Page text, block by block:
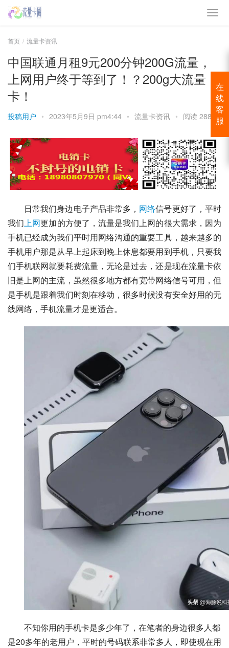
首页 流量卡资讯
中国联通月租9元200分钟200G流量，
上网用户终于等到了！？200g大流量
卡！
投稿用户 • 2023年5月9日 pm4:44 • 流量卡资讯 • 阅读 2887
日常我们身边电子产品非常多， 网络信号更好了，平时
我们上网更加的方便了，流量是我们上网的很大需求，因为
手机已经成为我们平时用网络沟通的重要工具，越来越多的
手机用户那是从早上起床到晚上休息都要用到手机，只要我
们手机联网就要耗费流量，无论是过去，还是现在流量卡依
旧是上网的主流，虽然很多地方都有宽带网络信号可用，但
是手机是跟着我们时刻在移动，很多时候没有安全好用的无
线网络，手机流量才是更适合。
不知你用的手机卡是多少年了，在笔者的身边很多人都
是20多年的老用户，平时的号码联系非常多人，即使现在用
在
线
客
服